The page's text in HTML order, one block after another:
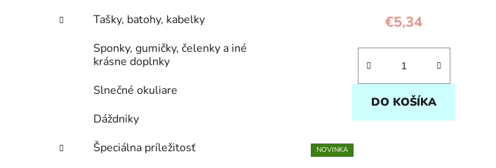
Tašky, batohy, kabelky
Sponky, gumičky, čelenky a iné
krásne doplnky
Slnečné okuliare
Dáždniky
Špeciálna príležitosť
€5,34
DO KOŠÍKA
NOVINKA